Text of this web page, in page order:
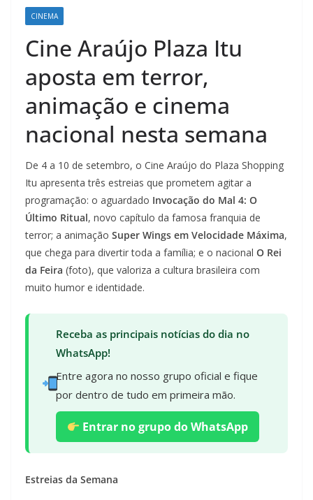
CINEMA
Cine Araújo Plaza Itu
aposta em terror,
animação e cinema
nacional nesta semana
De 4 a 10 de setembro, o Cine Araújo do Plaza Shopping
Itu apresenta três estreias que prometem agitar a
programação: o aguardado Invocação do Mal 4: O
Último Ritual, novo capítulo da famosa franquia de
terror; a animação Super Wings em Velocidade Máxima,
que chega para divertir toda a família; e o nacional O Rei
da Feira (foto), que valoriza a cultura brasileira com
muito humor e identidade.
Receba as principais notícias do dia no
WhatsApp!
Entre agora no nosso grupo oficial e fique
por dentro de tudo em primeira mão.
Entrar no grupo do WhatsApp
Estreias da Semana